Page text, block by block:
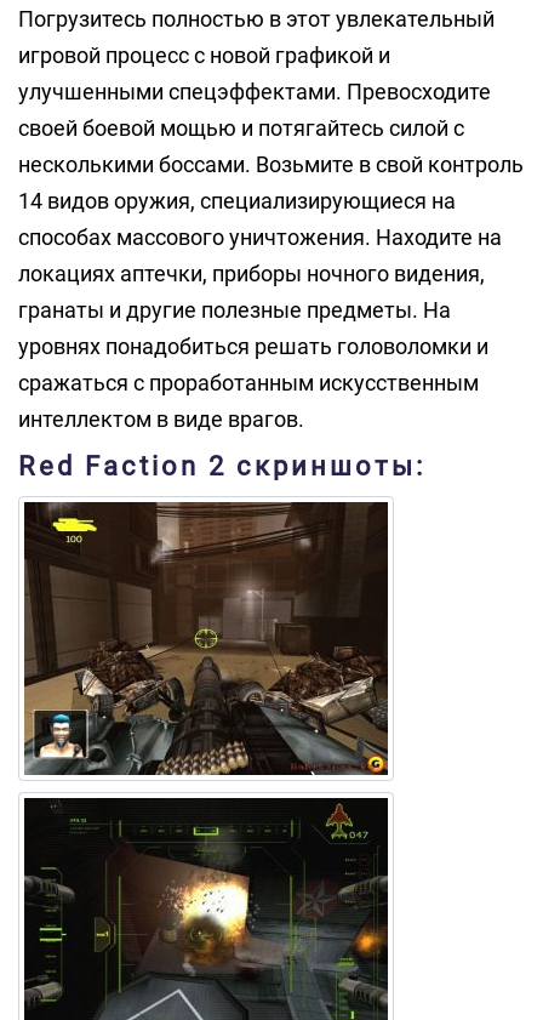
Погрузитесь полностью в этот увлекательный
игровой процесс с новой графикой и
улучшенными спецэффектами. Превосходите
своей боевой мощью и потягайтесь силой с
несколькими боссами. Возьмите в свой контроль
14 видов оружия, специализирующиеся на
способах массового уничтожения. Находите на
локациях аптечки, приборы ночного видения,
гранаты и другие полезные предметы. На
уровнях понадобиться решать головоломки и
сражаться с проработанным искусственным
интеллектом в виде врагов.
Red Faction 2 скриншоты: